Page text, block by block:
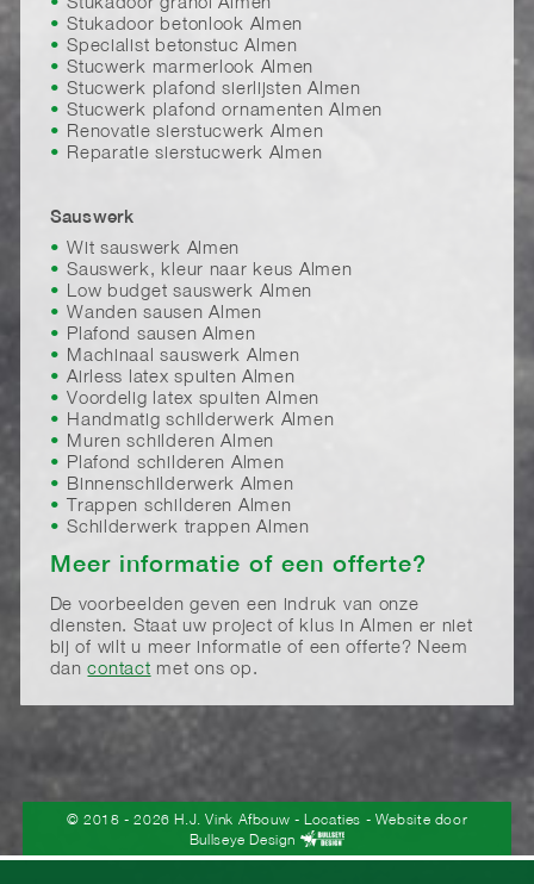
Stukadoor granol Almen
Stukadoor betonlook Almen
Specialist betonstuc Almen
Stucwerk marmerlook Almen
Stucwerk plafond sierlijsten Almen
Stucwerk plafond ornamenten Almen
Renovatie sierstucwerk Almen
Reparatie sierstucwerk Almen
Sauswerk
Wit sauswerk Almen
Sauswerk, kleur naar keus Almen
Low budget sauswerk Almen
Wanden sausen Almen
Plafond sausen Almen
Machinaal sauswerk Almen
Airless latex spuiten Almen
Voordelig latex spuiten Almen
Handmatig schilderwerk Almen
Muren schilderen Almen
Plafond schilderen Almen
Binnenschilderwerk Almen
Trappen schilderen Almen
Schilderwerk trappen Almen
Meer informatie of een offerte?
De voorbeelden geven een indruk van onze
diensten. Staat uw project of klus in Almen er niet
bij of wilt u meer informatie of een offerte? Neem
dancontact met ons op.
© 2018 - 2026 H.J. Vink Afbouw - Locaties - Website door
Bullseye Design